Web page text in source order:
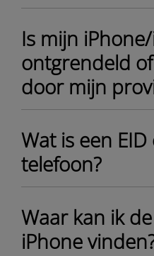
Is mijn
ontgrendeld
door mijn
Wat is een
telefoon?
Waar kan ik
iPhone